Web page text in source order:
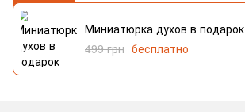
Миниатюрка духов в подарок
499 грн бесплатно